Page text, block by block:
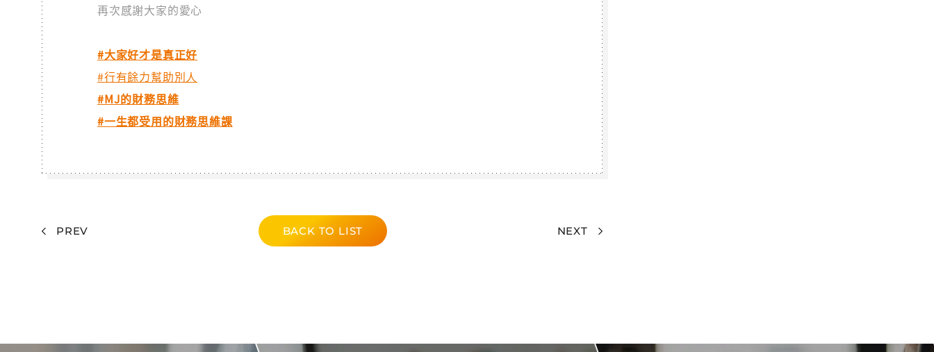
再次感謝大家的愛心
#大家好才是真正好
#行有餘力幫助別人
#MJ的財務思維
#一生都受用的財務思維課
PREV BACK TO LIST NEXT